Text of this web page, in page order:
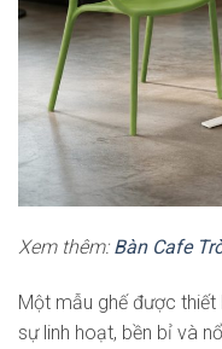
Xem thêm: Bàn Cafe
Một mẫu ghế được
sự linh hoạt, bền bỉ và